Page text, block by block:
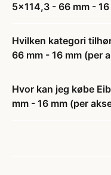
5x114,3 - 66 mm -
Hvilken kategori
66 mm - 16 mm (per
Hvor kan jeg købe
mm - 16 mm (per